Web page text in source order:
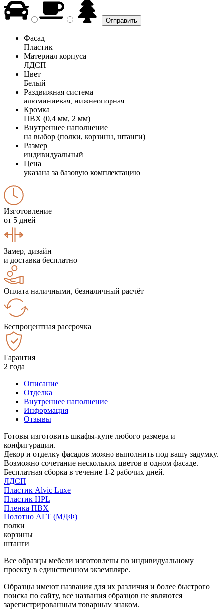
Фасад
Пластик
Материал корпуса
ЛДСП
Цвет
Белый
Раздвижная система
алюминиевая, нижнеопорная
Кромка
ПВХ (0,4 мм, 2 мм)
Внутреннее наполнение
на выбор (полки, корзины, штанги)
Размер
индивидуальный
Цена
указана за базовую комплектацию
Изготовление
от 5 дней
Замер, дизайн
и доставка бесплатно
Оплата наличными, безналичный расчёт
Беспроцентная рассрочка
Гарантия
2 года
Описание
Отделка
Внутреннее наполнение
Информация
Отзывы
Готовы изготовить шкафы-купе любого размера и
конфигурации.
Декор и отделку фасадов можно выполнить под вашу задумку.
Возможно сочетание нескольких цветов в одном фасаде.
Бесплатная сборка в течение 1-2 рабочих дней.
ЛДСП
Пластик Alvic Luxe
Пластик HPL
Пленка ПВХ
Полотно АГТ (МДФ)
полки
корзины
штанги
Все образцы мебели изготовлены по индивидуальному
проекту в единственном экземпляре.
Образцы имеют названия для их различия и более быстрого
поиска по сайту, все названия образцов не являются
зарегистрированным товарным знаком.